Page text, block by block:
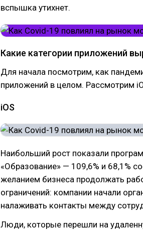
вспышка утихнет.
Какие категории приложений
Для начала посмотрим, как
приложений в целом. Рассмотрим
iOS
Наибольший рост показали
«Образование» — 109,6% и 68,1%
желанием бизнеса продолжать
ограничений: компании начали
налаживать контакты между
Люди, которые перешли на